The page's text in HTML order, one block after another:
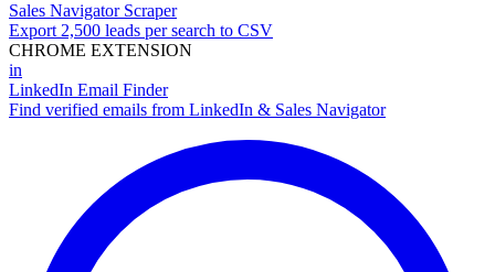
Sales Navigator Scraper
Export 2,500 leads per search to CSV
CHROME EXTENSION
in
LinkedIn Email Finder
Find verified emails from LinkedIn & Sales Navigator